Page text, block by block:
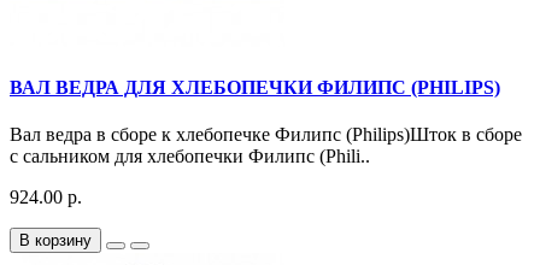
ВАЛ ВЕДРА ДЛЯ ХЛЕБОПЕЧКИ ФИЛИПС (PHILIPS)
Вал ведра в сборе к хлебопечке Филипс (Philips)Шток в сборе
с сальником для хлебопечки Филипс (Phili..
924.00 р.
В корзину